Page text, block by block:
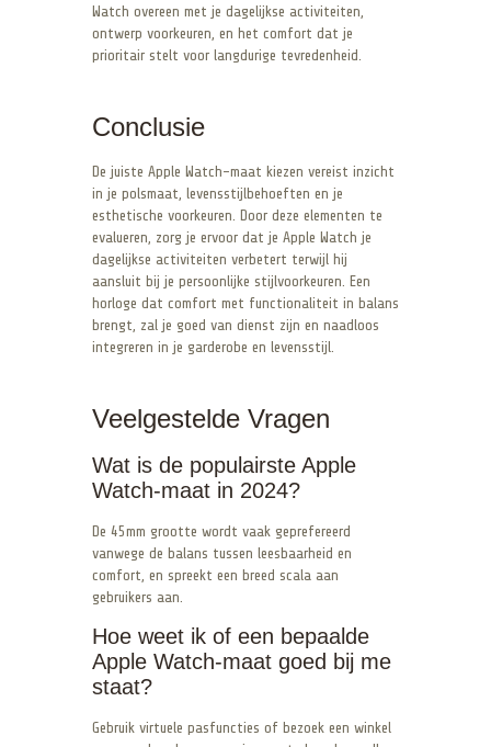
Watch overeen met je dagelijkse activiteiten,
ontwerp voorkeuren, en het comfort dat je
prioritair stelt voor langdurige tevredenheid.
Conclusie
De juiste Apple Watch-maat kiezen vereist inzicht
in je polsmaat, levensstijlbehoeften en je
esthetische voorkeuren. Door deze elementen te
evalueren, zorg je ervoor dat je Apple Watch je
dagelijkse activiteiten verbetert terwijl hij
aansluit bij je persoonlijke stijlvoorkeuren. Een
horloge dat comfort met functionaliteit in balans
brengt, zal je goed van dienst zijn en naadloos
integreren in je garderobe en levensstijl.
Veelgestelde Vragen
Wat is de populairste Apple
Watch-maat in 2024?
De 45mm grootte wordt vaak geprefereerd
vanwege de balans tussen leesbaarheid en
comfort, en spreekt een breed scala aan
gebruikers aan.
Hoe weet ik of een bepaalde
Apple Watch-maat goed bij me
staat?
Gebruik virtuele pasfuncties of bezoek een winkel